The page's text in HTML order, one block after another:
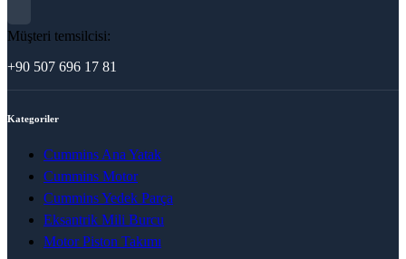
Müşteri temsilcisi:
+90 507 696 17 81
Kategoriler
Cummins Ana Yatak
Cummins Motor
Cummins Yedek Parça
Eksantrik Mili Burcu
Motor Piston Takımı